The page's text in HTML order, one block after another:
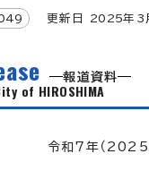
更新日 2025年3
報道資料
of HIROSHIMA
令和7年（2025